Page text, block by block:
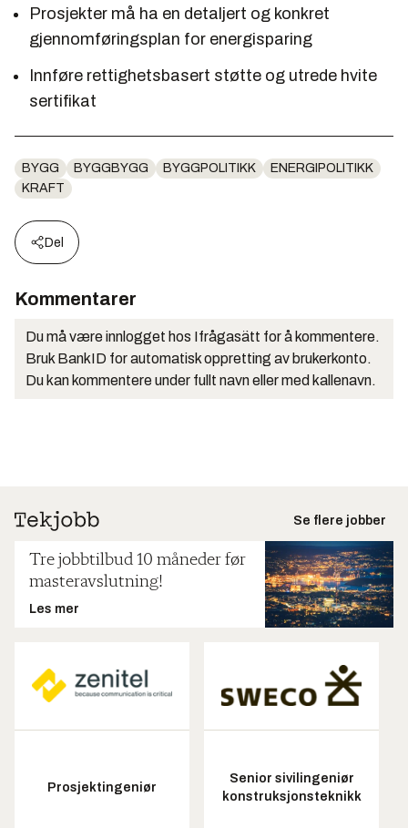
Prosjekter må ha en detaljert og konkret
gjennomføringsplan for energisparing
Innføre rettighetsbasert støtte og utrede hvite
sertifikat
BYGG BYGGBYGG BYGGPOLITIKK
ENERGIPOLITIKK
KRAFT
Del
Kommentarer
Du må være innlogget hos Ifrågasätt for å kommentere.
Bruk BankID for automatisk oppretting av brukerkonto.
Du kan kommentere under fullt navn eller med kallenavn.
Se flere jobber
Tre jobbtilbud 10 måneder før
masteravslutning!
Les mer
Prosjektingeniør
Senior sivilingeniør
konstruksjonsteknikk